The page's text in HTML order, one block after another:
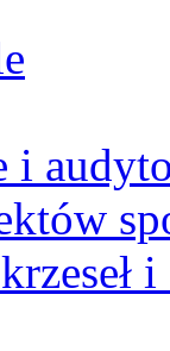
i